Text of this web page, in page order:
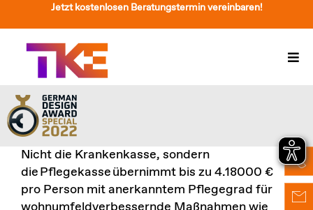
Inhalt
springen
Jetzt kostenlosen Beratungstermin vereinbaren!
Treppenlift
Preise
Service
Treppenliftberatung
Nicht die Krankenkasse, sondern
die Pflegekasse übernimmt bis zu 4.18000 €
pro Person mit anerkanntem Pflegegrad für